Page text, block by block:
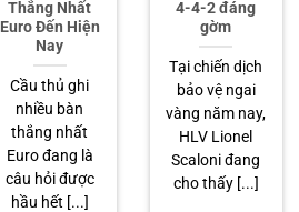
Thắng Nhất
Euro Đến Hiện
Nay
Cầu thủ ghi
nhiều bàn
thắng nhất
Euro đang là
câu hỏi được
hầu hết [...]
4-4-2 đáng
gờm
Tại chiến dịch
bảo vệ ngai
vàng năm nay,
HLV Lionel
Scaloni đang
cho thấy [...]